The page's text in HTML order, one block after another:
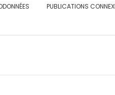
PUBLICATIONS